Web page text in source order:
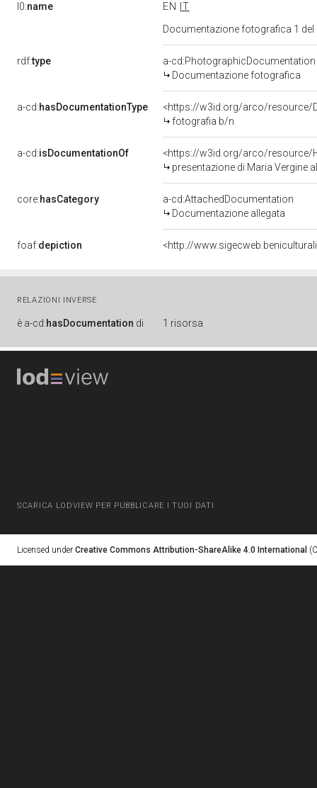
l0:name EN
IT
Documentazione fotografica 1
rdf:type
a-cd:PhotographicDocumentation
Documentazione fotografica
a-cd:hasDocumentationType
<https://w3id.org/arco/resource/
fotografia b/n
a-cd:isDocumentationOf
<https://w3id.org/arco/resource/
presentazione di Maria Vergine
core:hasCategory
a-cd:AttachedDocumentation
Documentazione allegata
foaf:depiction <http://
RELAZIONI INVERSE
è a-cd:hasDocumentation di 1 risorsa
SCARICA LODVIEW PER PUBBLICARE I TUOI DATI
Licensed under Creative Commons Attribution-ShareAlike 4.0 International